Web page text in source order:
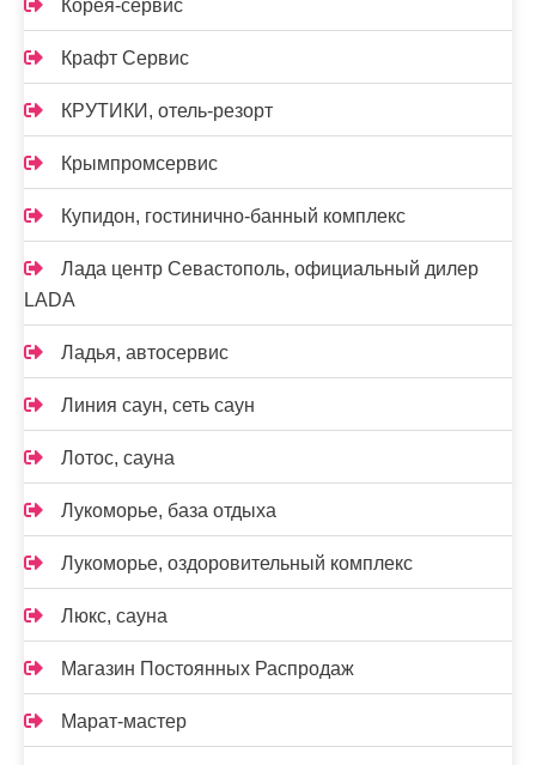
Корея-сервис
Крафт Сервис
КРУТИКИ, отель-резорт
Крымпромсервис
Купидон, гостинично-банный комплекс
Лада центр Севастополь, официальный дилер
LADA
Ладья, автосервис
Линия саун, сеть саун
Лотос, сауна
Лукоморье, база отдыха
Лукоморье, оздоровительный комплекс
Люкс, сауна
Магазин Постоянных Распродаж
Марат-мастер